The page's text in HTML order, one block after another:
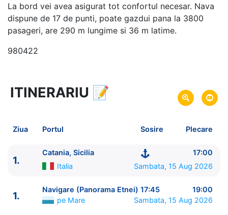
La bord vei avea asigurat tot confortul necesar. Nava
dispune de 17 de punti, poate gazdui pana la 3800
pasageri, are 290 m lungime si 36 m latime.
980422
8 zile vacanta de croaziera in
Marea Mediterana de Est -
Plecare pe 15 Aug 2026 din Catania, Sicilia, Italia
Costa Cruises
ITINERARIU 📝
Ziua Portul Sosire Plecare
1.
Catania, Sicilia
17:00
Italia
Sambata, 15 Aug 2026
1.
Navigare (Panorama Etnei) 17:45
19:00
pe Mare
Sambata, 15 Aug 2026